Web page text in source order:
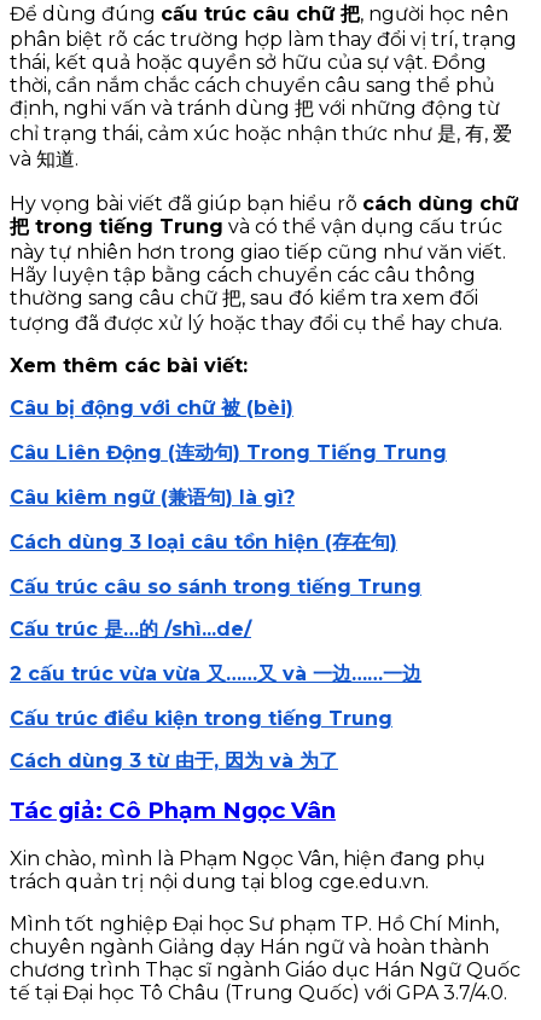
Để dùng đúng cấu trúc câu chữ 把, người học nên
phân biệt rõ các trường hợp làm thay đổi vị trí, trạng
thái, kết quả hoặc quyền sở hữu của sự vật. Đồng
thời, cần nắm chắc cách chuyển câu sang thể phủ
định, nghi vấn và tránh dùng 把 với những động từ
chỉ trạng thái, cảm xúc hoặc nhận thức như 是, 有, 爱
và 知道.
Hy vọng bài viết đã giúp bạn hiểu rõ cách dùng chữ
把 trong tiếng Trung và có thể vận dụng cấu trúc
này tự nhiên hơn trong giao tiếp cũng như văn viết.
Hãy luyện tập bằng cách chuyển các câu thông
thường sang câu chữ 把, sau đó kiểm tra xem đối
tượng đã được xử lý hoặc thay đổi cụ thể hay chưa.
Xem thêm các bài viết:
Câu bị động với chữ 被 (bèi)
Câu Liên Động (连动句) Trong Tiếng Trung
Câu kiêm ngữ (兼语句) là gì?
Cách dùng 3 loại câu tồn hiện (存在句)
Cấu trúc câu so sánh trong tiếng Trung
Cấu trúc 是…的 /shì...de/
2 cấu trúc vừa vừa 又……又 và 一边……一边
Cấu trúc điều kiện trong tiếng Trung
Cách dùng 3 từ 由于, 因为 và 为了
Tác giả: Cô Phạm Ngọc Vân
Xin chào, mình là Phạm Ngọc Vân, hiện đang phụ
trách quản trị nội dung tại blog cge.edu.vn.
Mình tốt nghiệp Đại học Sư phạm TP. Hồ Chí Minh,
chuyên ngành Giảng dạy Hán ngữ và hoàn thành
chương trình Thạc sĩ ngành Giáo dục Hán Ngữ Quốc
tế tại Đại học Tô Châu (Trung Quốc) với GPA 3.7/4.0.